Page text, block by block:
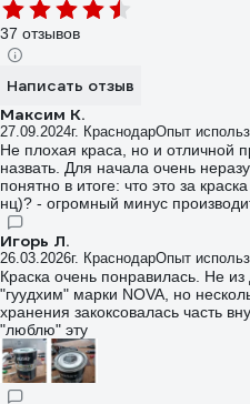
37 отзывов
Написать отзыв
Максим К.
27.09.2024г. КраснодарОпыт
Не плохая краса, но и отличной
назвать. Для начала очень
понятно в итоге: что это за
нц)? - огромный минус
а в инструкции какой-то дурак
слова о разбовителях. С
спиритом и сольвентом контачит.
идеальная, но достаточная. Хоть
начинает приобретать не
мелких поверхностях ложиться
площади краску чуть
это вероятно от применённого
цвет плотный без просветов.
Игорь Л.
26.03.2026г. КраснодарОпыт
Краска очень понравилась. Не
"гуудхим" марки NOVA, но
хранения закоксовалась часть
"люблю" эту